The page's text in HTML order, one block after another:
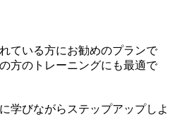
ている方にお勧めのプランで
方のトレーニングにも最適で
学びながらステップアップしよ